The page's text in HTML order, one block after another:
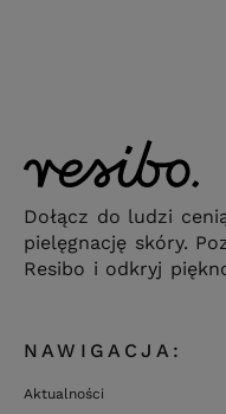
Dołącz do ludzi
pielęgnację skóry.
Resibo i odkryj
NAWIGACJA:
Aktualności